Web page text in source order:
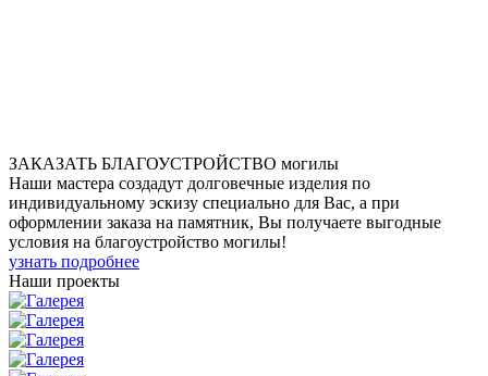
ЗАКАЗАТЬ БЛАГОУСТРОЙСТВО могилы
Наши мастера создадут долговечные изделия по
индивидуальному эскизу специально для Вас, а при
оформлении заказа на памятник, Вы получаете выгодные
условия на благоустройство могилы!
узнать подробнее
Наши проекты